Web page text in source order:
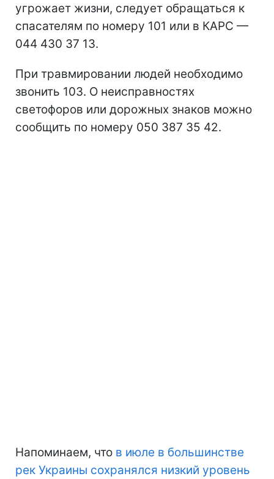
угрожает жизни, следует обращаться к
спасателям по номеру 101 или в КАРС —
044 430 37 13.
При травмировании людей необходимо
звонить 103. О неисправностях
светофоров или дорожных знаков можно
сообщить по номеру 050 387 35 42.
Напоминаем, что в июле в большинстве
рек Украины сохранялся низкий уровень